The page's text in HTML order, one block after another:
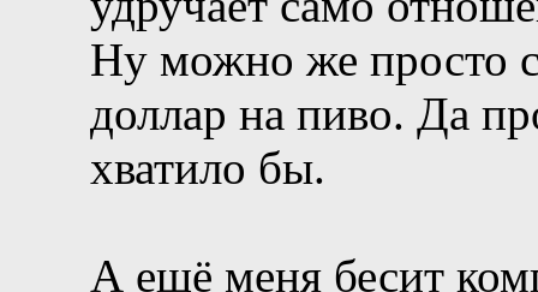
Ну можно же просто
доллар на пиво. Да
хватило бы.
А ещё меня бесит